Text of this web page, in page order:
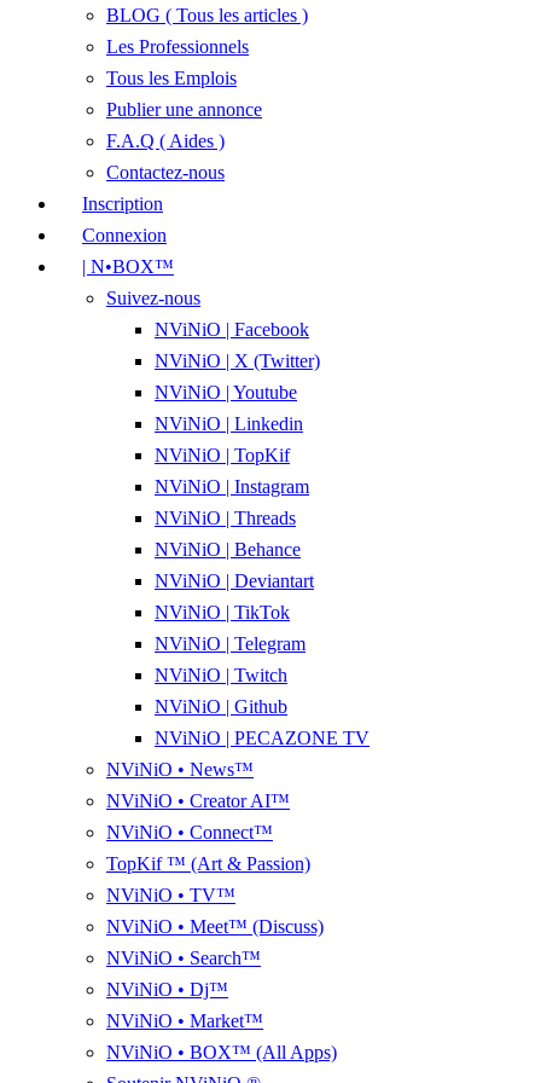
BLOG ( Tous les articles )
Les Professionnels
Tous les Emplois
Publier une annonce
F.A.Q ( Aides )
Contactez-nous
Inscription
Connexion
| N•BOX™
Suivez-nous
NViNiO | Facebook
NViNiO | X (Twitter)
NViNiO | Youtube
NViNiO | Linkedin
NViNiO | TopKif
NViNiO | Instagram
NViNiO | Threads
NViNiO | Behance
NViNiO | Deviantart
NViNiO | TikTok
NViNiO | Telegram
NViNiO | Twitch
NViNiO | Github
NViNiO | PECAZONE TV
NViNiO • News™
NViNiO • Creator AI™
NViNiO • Connect™
TopKif ™ (Art & Passion)
NViNiO • TV™
NViNiO • Meet™ (Discuss)
NViNiO • Search™
NViNiO • Dj™
NViNiO • Market™
NViNiO • BOX™ (All Apps)